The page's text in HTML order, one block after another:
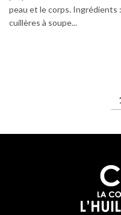
peau et le corps. Ingrédients
cuillères à soupe...